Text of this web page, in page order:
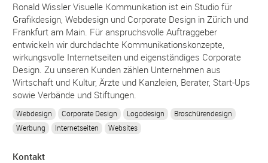
Ronald Wissler Visuelle Kommunikation ist ein Studio für
Grafikdesign, Webdesign und Corporate Design in Zürich und
Frankfurt am Main. Für anspruchsvolle Auftraggeber
entwickeln wir durchdachte Kommunikationskonzepte,
wirkungsvolle Internetseiten und eigenständiges Corporate
Design. Zu unseren Kunden zählen Unternehmen aus
Wirtschaft und Kultur, Ärzte und Kanzleien, Berater, Start-Ups
sowie Verbände und Stiftungen.
Webdesign Corporate Design Logodesign
Broschürendesign
Werbung
Internetseiten Websites
Kontakt